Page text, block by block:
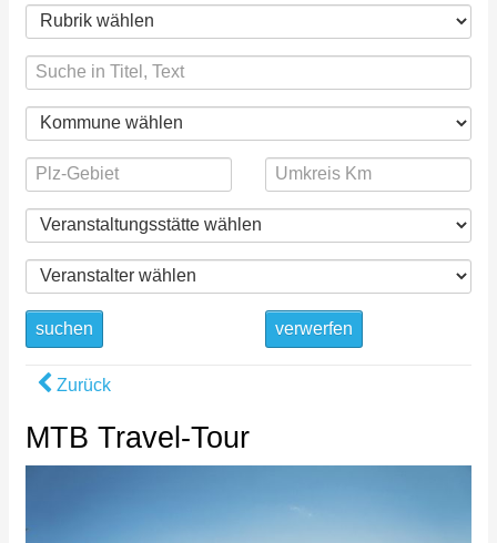
suchen verwerfen
Zurück
MTB Travel-Tour